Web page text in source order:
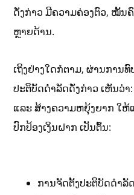
ດັ່ງກ່າວ ມີຄວາມຄ່ອງຕົວ, ໝັ້ນ
ຫຼາຍດ້ານ.
ເຖິງຢ່າງໃດກໍຕາມ, ຜ່ານການ
ປະຕິບັດດຳລັດດັ່ງກ່າວ ເຫັນວ່າ
ແລະ ສ້າງຄວາມຫຍຸ້ງຍາກ ໃ
ປົກປ້ອງເງິນຝາກ ເປັນຕົ້ນ:
ການຈັດຕັ້ງປະຕິບັດດຳລັ